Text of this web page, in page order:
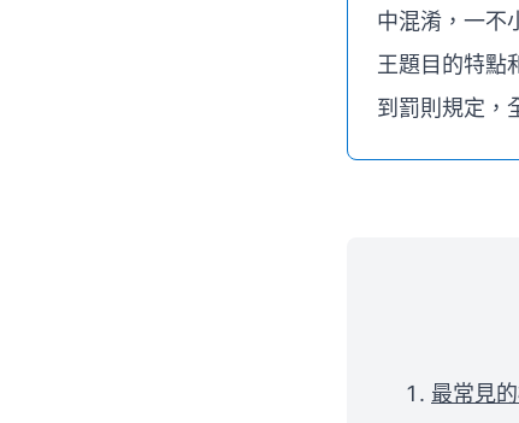
中混淆，一不
王題目的特點
到罰則規定，
最常見